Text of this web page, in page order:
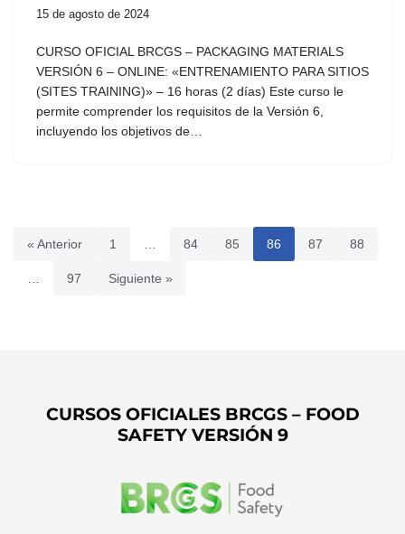
15 de agosto de 2024
CURSO OFICIAL BRCGS – PACKAGING MATERIALS
VERSIÓN 6 – ONLINE: «ENTRENAMIENTO PARA SITIOS
(SITES TRAINING)» – 16 horas (2 días) Este curso le
permite comprender los requisitos de la Versión 6,
incluyendo los objetivos de…
« Anterior 1 84 85 86 87 88
97 Siguiente »
CURSOS OFICIALES BRCGS – FOOD
SAFETY VERSIÓN 9